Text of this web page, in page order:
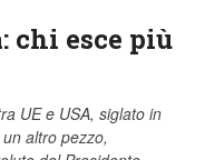
chi esce più
UE e USA, siglato in
altro pezzo,